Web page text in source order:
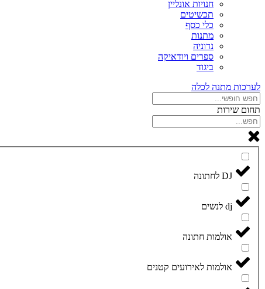
חנויות אונליין
תכשיטים
כלי כסף
מתנות
נדוניה
ספרים ויודאיקה
ביגוד
לערכות מתנה לכלה
תחום שירות
DJ לחתונה
dj לנשים
אולמות חתונה
אולמות לאירועים קטנים